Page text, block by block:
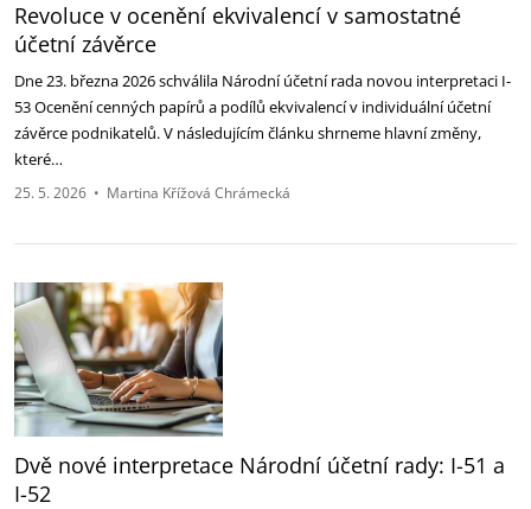
Revoluce v ocenění ekvivalencí v samostatné
účetní závěrce
Dne 23. března 2026 schválila Národní účetní rada novou interpretaci I-
53 Ocenění cenných papírů a podílů ekvivalencí v individuální účetní
závěrce podnikatelů. V následujícím článku shrneme hlavní změny,
které…
25. 5. 2026 • Martina Křížová Chrámecká
Dvě nové interpretace Národní účetní rady: I-51 a
I-52‎